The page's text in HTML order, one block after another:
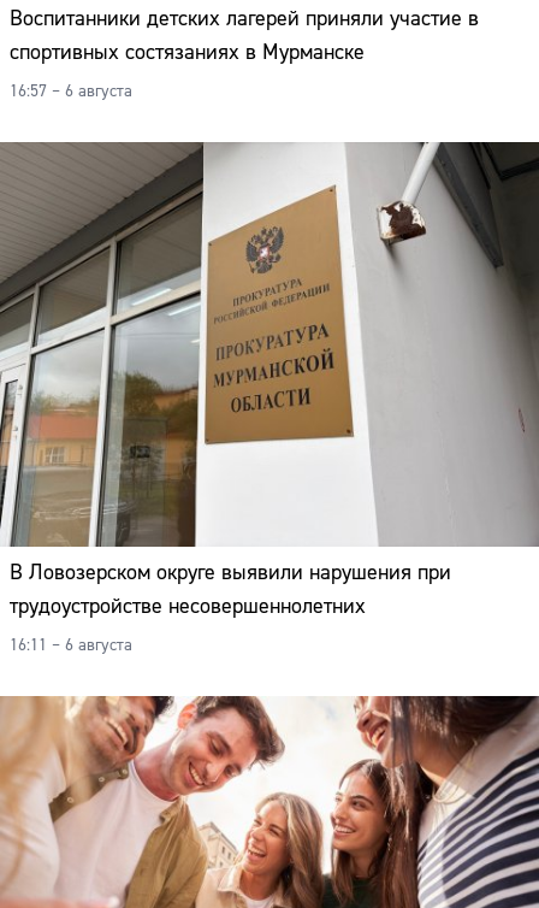
Воспитанники детских лагерей приняли участие в
спортивных состязаниях в Мурманске
16:57 – 6 августа
В Ловозерском округе выявили нарушения при
трудоустройстве несовершеннолетних
16:11 – 6 августа